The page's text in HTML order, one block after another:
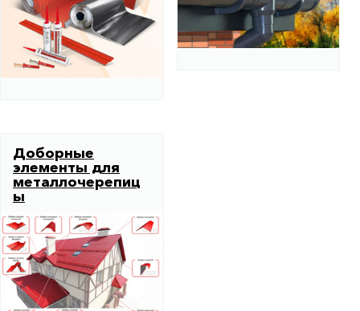
Доборные
элементы для
металлочерепиц
ы